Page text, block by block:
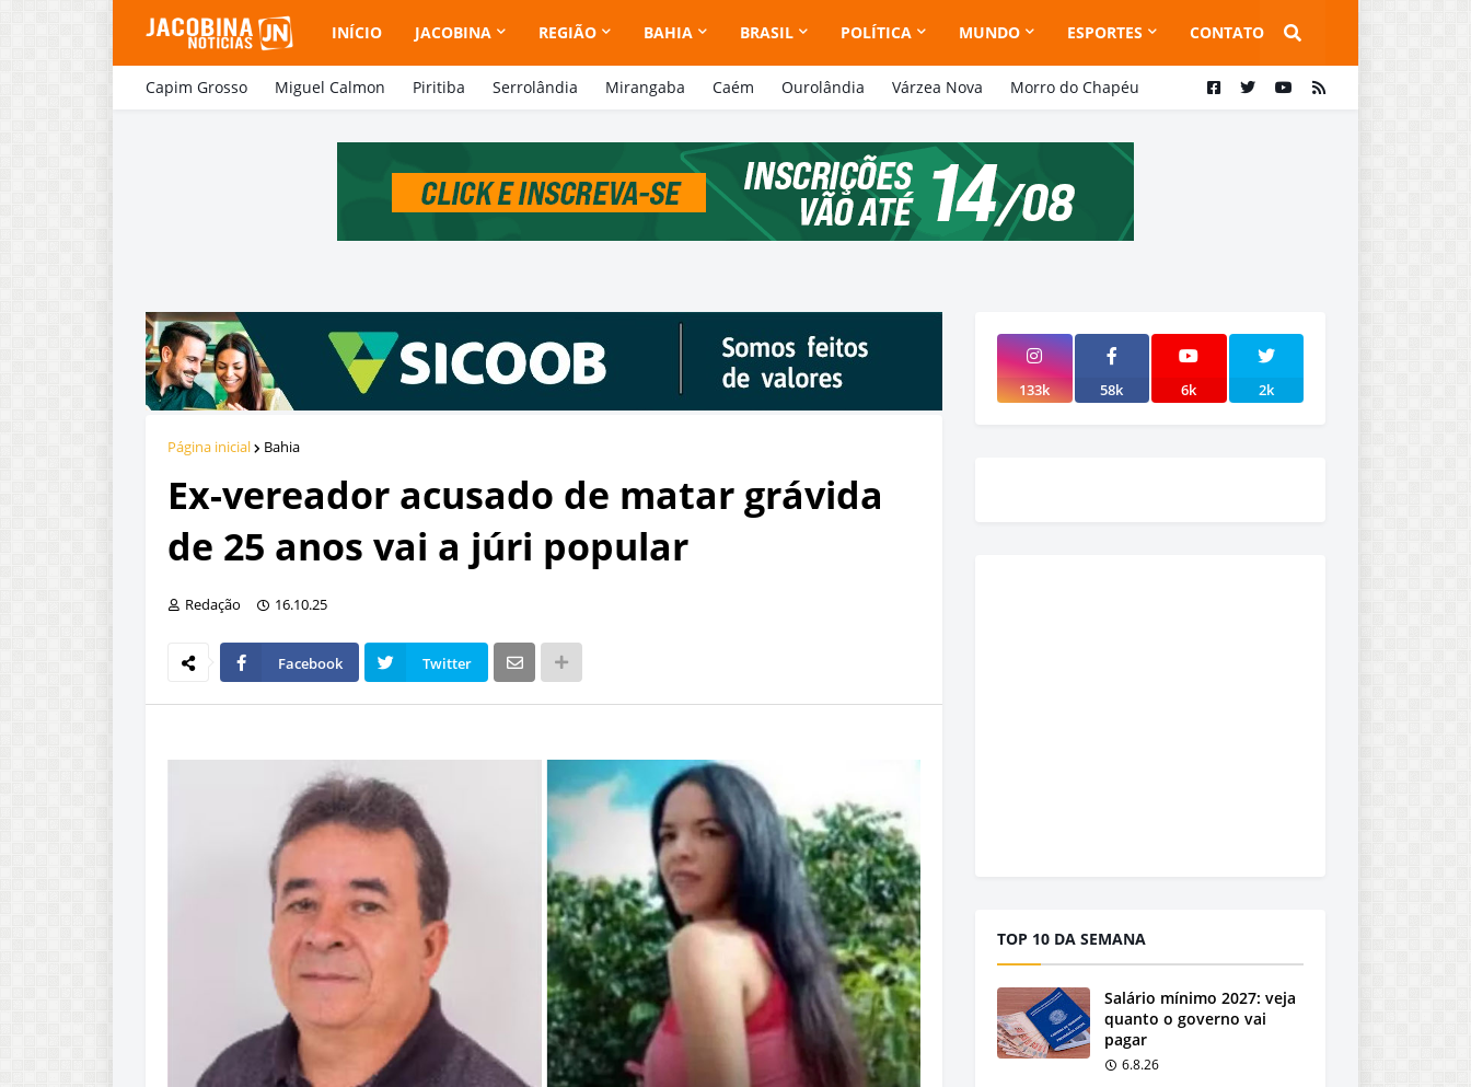
INÍCIO JACOBINA REGIÃO BAHIA BRASIL POLÍTICA MUNDO ESPORTES CONTATO
Capim Grosso Miguel Calmon Piritiba Serrolândia Mirangaba Caém Ourolândia Várzea Nova Morro do Chapéu
Página inicial Bahia
Ex-vereador acusado de matar grávida
de 25 anos vai a júri popular
Redação 16.10.25
Facebook Twitter
133k 58k 6k 2k
TOP 10 DA SEMANA
Salário mínimo 2027: veja
quanto o governo vai
pagar
6.8.26